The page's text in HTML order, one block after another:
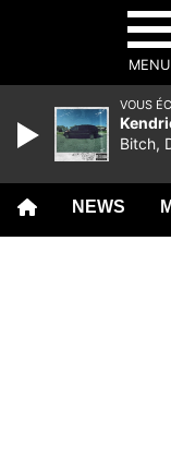
MENU
NEWS
VOUS
Bitch,